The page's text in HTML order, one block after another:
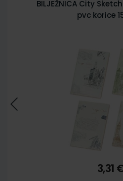
BILJEŽNICA City
pvc korice
3,31